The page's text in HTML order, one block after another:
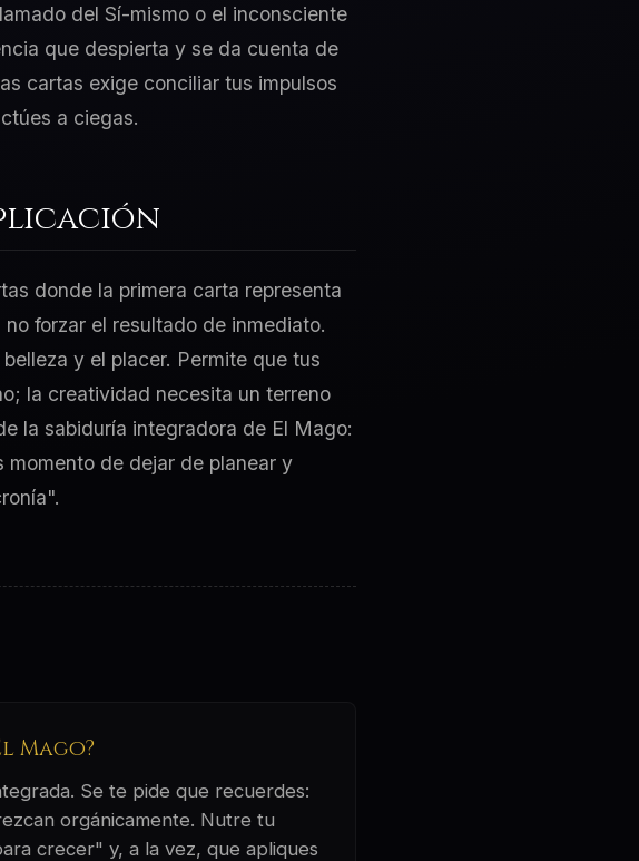
del Sí-mismo o el inconsciente
que despierta y se da cuenta de
cartas exige conciliar tus impulsos
a ciegas.
donde la primera carta representa
forzar el resultado de inmediato.
y el placer. Permite que tus
la creatividad necesita un terreno
la sabiduría integradora de El Mago:
momento de dejar de planear y
Mago?
Se te pide que recuerdes:
orgánicamente. Nutre tu
crecer" y, a la vez, que apliques